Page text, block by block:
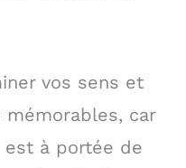
vos sens et
mémorables, car
est à portée de